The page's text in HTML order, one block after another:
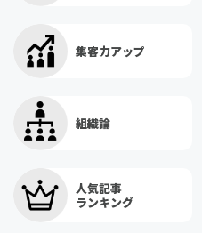
集客力アップ
組織論
人気記事
ランキング